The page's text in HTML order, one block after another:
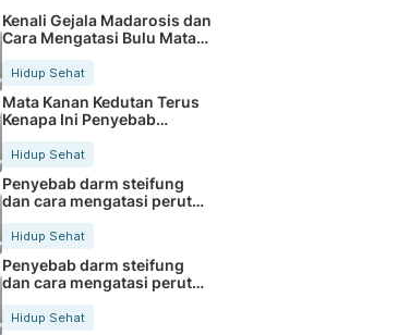
Kenali Gejala Madarosis dan
Cara Mengatasi Bulu Mata
Hidup Sehat
Mata Kanan Kedutan Terus
Kenapa Ini Penyebab
Hidup Sehat
Penyebab darm steifung
dan cara mengatasi perut
Hidup Sehat
Penyebab darm steifung
dan cara mengatasi perut
Hidup Sehat